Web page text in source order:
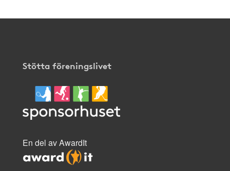
Stötta föreningslivet
En del av AwardIt